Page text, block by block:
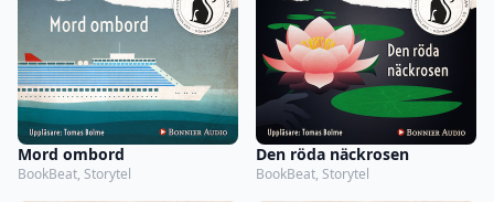
Mord ombord
BookBeat, Storytel
Den röda näckrosen
BookBeat, Storytel